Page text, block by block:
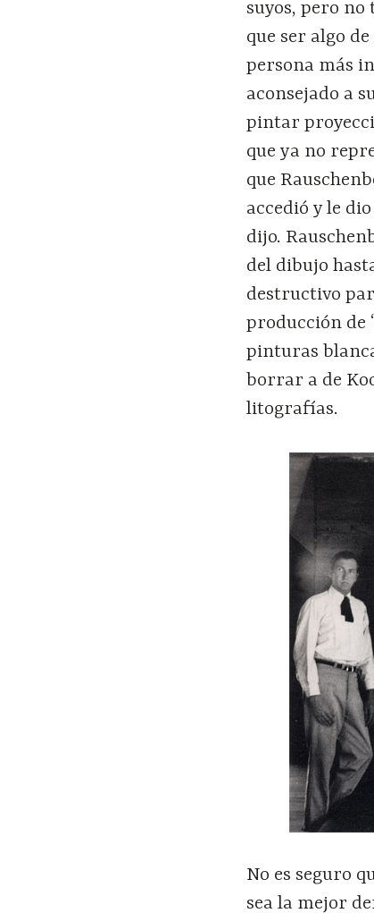
suyos, pero
que ser algo
persona más
aconsejado a
pintar
que ya no
que
accedió y le
dijo.
del dibujo
destructivo
producción de
pinturas
borrar a de
litografías.
No es seguro
sea la mejor